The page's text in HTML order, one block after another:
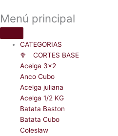
Menú principal
CATEGORIAS
🥦ﾠCORTES BASE
Acelga 3x2
Anco Cubo
Acelga juliana
Acelga 1/2 KG
Batata Baston
Batata Cubo
Coleslaw